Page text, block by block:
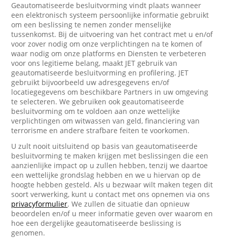
Geautomatiseerde besluitvorming vindt plaats wanneer
een elektronisch systeem persoonlijke informatie gebruikt
om een beslissing te nemen zonder menselijke
tussenkomst. Bij de uitvoering van het contract met u en/of
voor zover nodig om onze verplichtingen na te komen of
waar nodig om onze platforms en Diensten te verbeteren
voor ons legitieme belang, maakt JET gebruik van
geautomatiseerde besluitvorming en profilering. JET
gebruikt bijvoorbeeld uw adresgegevens en/of
locatiegegevens om beschikbare Partners in uw omgeving
te selecteren. We gebruiken ook geautomatiseerde
besluitvorming om te voldoen aan onze wettelijke
verplichtingen om witwassen van geld, financiering van
terrorisme en andere strafbare feiten te voorkomen.
U zult nooit uitsluitend op basis van geautomatiseerde
besluitvorming te maken krijgen met beslissingen die een
aanzienlijke impact op u zullen hebben, tenzij we daartoe
een wettelijke grondslag hebben en we u hiervan op de
hoogte hebben gesteld. Als u bezwaar wilt maken tegen dit
soort verwerking, kunt u contact met ons opnemen via ons
privacyformulier. We zullen de situatie dan opnieuw
beoordelen en/of u meer informatie geven over waarom en
hoe een dergelijke geautomatiseerde beslissing is
genomen.